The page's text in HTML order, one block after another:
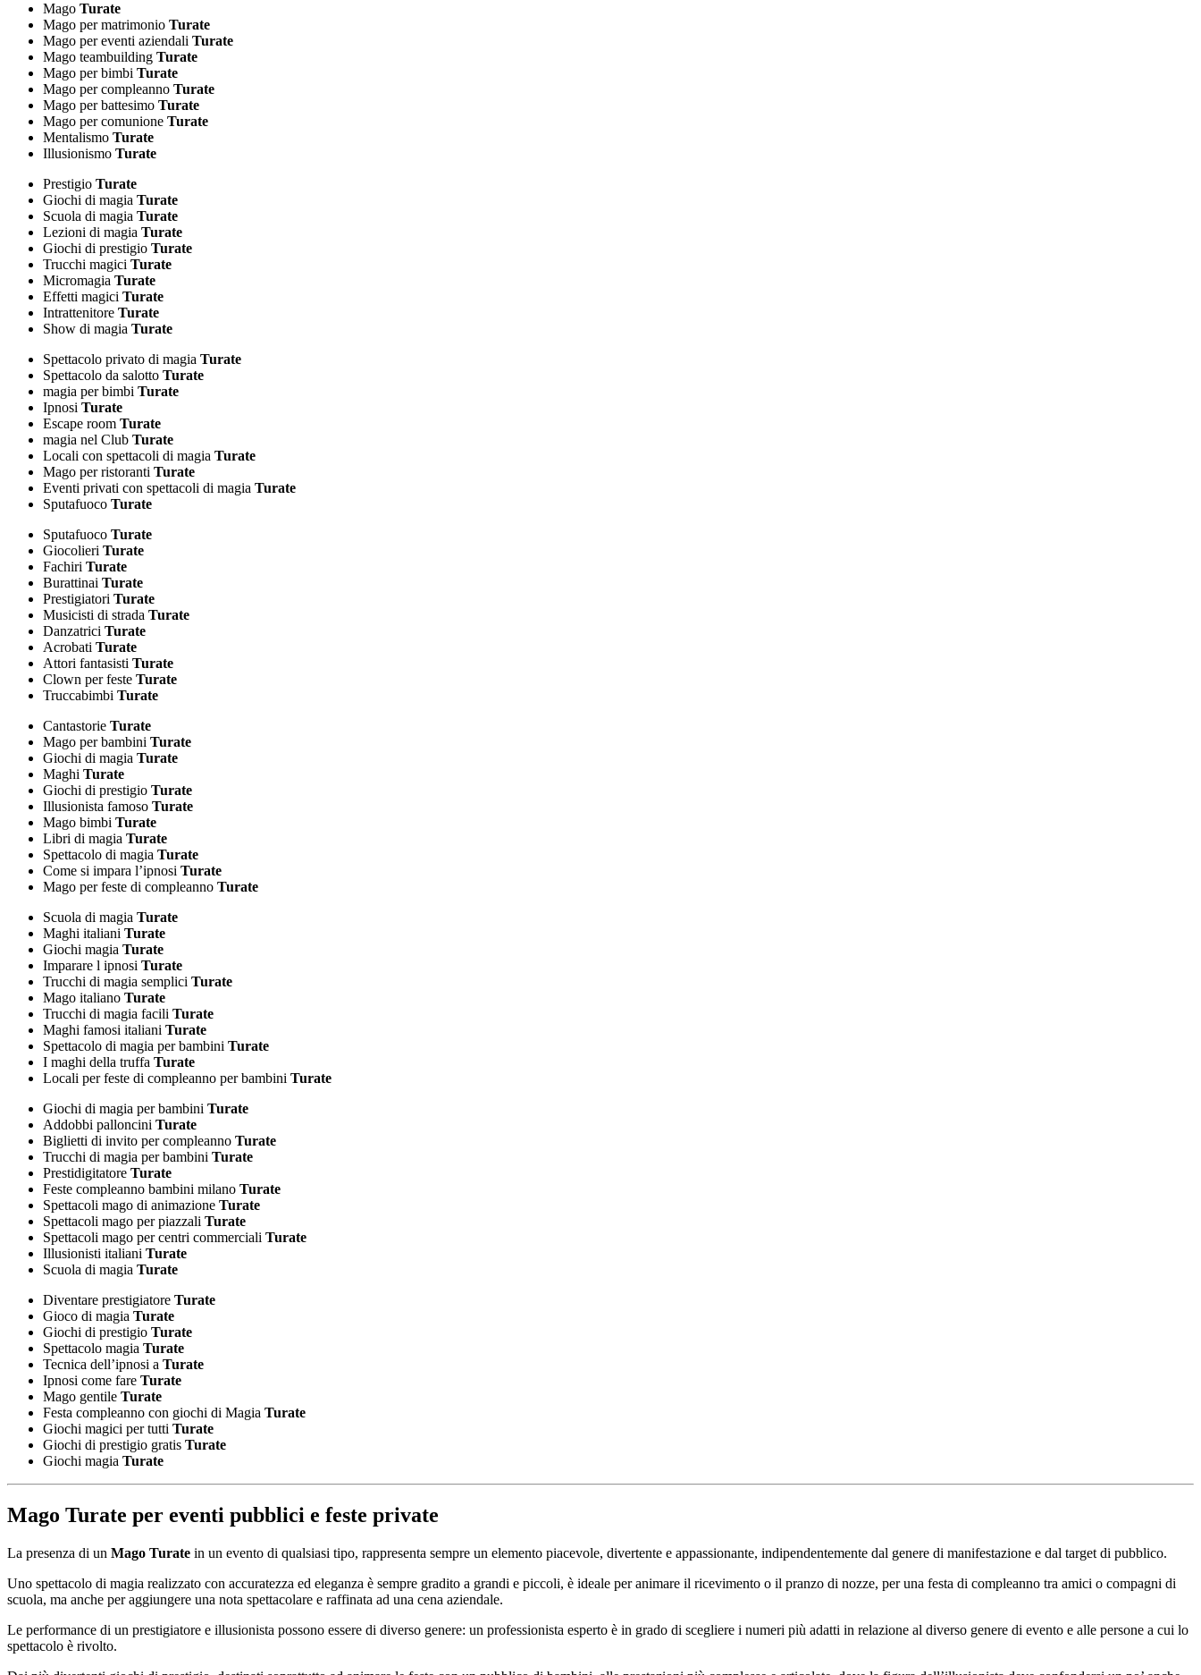
Mago Turate
Mago per matrimonio Turate
Mago per eventi aziendali Turate
Mago teambuilding Turate
Mago per bimbi Turate
Mago per compleanno Turate
Mago per battesimo Turate
Mago per comunione Turate
Mentalismo Turate
Illusionismo Turate
Prestigio Turate
Giochi di magia Turate
Scuola di magia Turate
Lezioni di magia Turate
Giochi di prestigio Turate
Trucchi magici Turate
Micromagia Turate
Effetti magici Turate
Intrattenitore Turate
Show di magia Turate
Spettacolo privato di magia Turate
Spettacolo da salotto Turate
magia per bimbi Turate
Ipnosi Turate
Escape room Turate
magia nel Club Turate
Locali con spettacoli di magia Turate
Mago per ristoranti Turate
Eventi privati con spettacoli di magia Turate
Sputafuoco Turate
Sputafuoco Turate
Giocolieri Turate
Fachiri Turate
Burattinai Turate
Prestigiatori Turate
Musicisti di strada Turate
Danzatrici Turate
Acrobati Turate
Attori fantasisti Turate
Clown per feste Turate
Truccabimbi Turate
Cantastorie Turate
Mago per bambini Turate
Giochi di magia Turate
Maghi Turate
Giochi di prestigio Turate
Illusionista famoso Turate
Mago bimbi Turate
Libri di magia Turate
Spettacolo di magia Turate
Come si impara l’ipnosi Turate
Mago per feste di compleanno Turate
Scuola di magia Turate
Maghi italiani Turate
Giochi magia Turate
Imparare l ipnosi Turate
Trucchi di magia semplici Turate
Mago italiano Turate
Trucchi di magia facili Turate
Maghi famosi italiani Turate
Spettacolo di magia per bambini Turate
I maghi della truffa Turate
Locali per feste di compleanno per bambini Turate
Giochi di magia per bambini Turate
Addobbi palloncini Turate
Biglietti di invito per compleanno Turate
Trucchi di magia per bambini Turate
Prestidigitatore Turate
Feste compleanno bambini milano Turate
Spettacoli mago di animazione Turate
Spettacoli mago per piazzali Turate
Spettacoli mago per centri commerciali Turate
Illusionisti italiani Turate
Scuola di magia Turate
Diventare prestigiatore Turate
Gioco di magia Turate
Giochi di prestigio Turate
Spettacolo magia Turate
Tecnica dell’ipnosi a Turate
Ipnosi come fare Turate
Mago gentile Turate
Festa compleanno con giochi di Magia Turate
Giochi magici per tutti Turate
Giochi di prestigio gratis Turate
Giochi magia Turate
Mago Turate per eventi pubblici e feste private
La presenza di un Mago Turate in un evento di qualsiasi tipo, rappresenta sempre un elemento piacevole, divertente e appassionante, indipendentemente dal genere di manifestazione e dal target di pubblico.
Uno spettacolo di magia realizzato con accuratezza ed eleganza è sempre gradito a grandi e piccoli, è ideale per animare il ricevimento o il pranzo di nozze, per una festa di compleanno tra amici o compagni di
scuola, ma anche per aggiungere una nota spettacolare e raffinata ad una cena aziendale.
Le performance di un prestigiatore e illusionista possono essere di diverso genere: un professionista esperto è in grado di scegliere i numeri più adatti in relazione al diverso genere di evento e alle persone a cui lo
spettacolo è rivolto.